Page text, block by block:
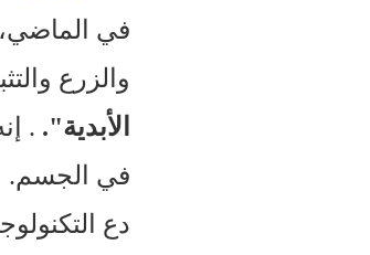
في الماضي،
والزرع
الأبدية". .
في الجسم.
دع